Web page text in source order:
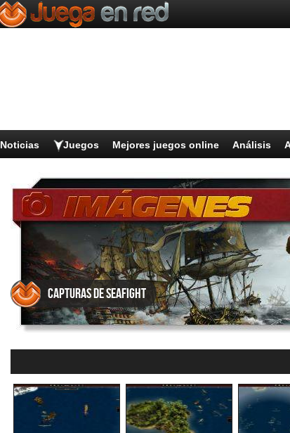
Noticias Juegos Mejores juegos online Análisis
Capturas de Seafight